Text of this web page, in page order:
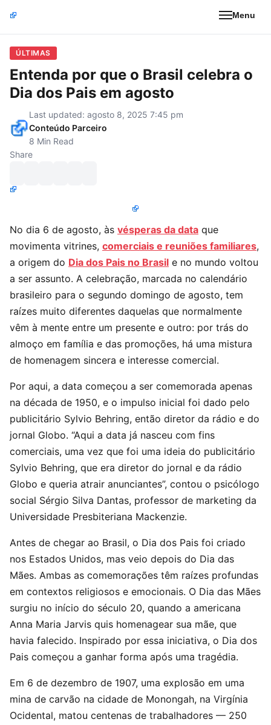
Menu
ÚLTIMAS
Entenda por que o Brasil celebra o
Dia dos Pais em agosto
Last updated: agosto 8, 2025 7:45 pm
Conteúdo Parceiro
8 Min Read
Share
No dia 6 de agosto, às vésperas da data que
movimenta vitrines, comerciais e reuniões familiares,
a origem do Dia dos Pais no Brasil e no mundo voltou
a ser assunto. A celebração, marcada no calendário
brasileiro para o segundo domingo de agosto, tem
raízes muito diferentes daquelas que normalmente
vêm à mente entre um presente e outro: por trás do
almoço em família e das promoções, há uma mistura
de homenagem sincera e interesse comercial.
Por aqui, a data começou a ser comemorada apenas
na década de 1950, e o impulso inicial foi dado pelo
publicitário Sylvio Behring, então diretor da rádio e do
jornal Globo. “Aqui a data já nasceu com fins
comerciais, uma vez que foi uma ideia do publicitário
Sylvio Behring, que era diretor do jornal e da rádio
Globo e queria atrair anunciantes”, contou o psicólogo
social Sérgio Silva Dantas, professor de marketing da
Universidade Presbiteriana Mackenzie.
Antes de chegar ao Brasil, o Dia dos Pais foi criado
nos Estados Unidos, mas veio depois do Dia das
Mães. Ambas as comemorações têm raízes profundas
em contextos religiosos e emocionais. O Dia das Mães
surgiu no início do século 20, quando a americana
Anna Maria Jarvis quis homenagear sua mãe, que
havia falecido. Inspirado por essa iniciativa, o Dia dos
Pais começou a ganhar forma após uma tragédia.
Em 6 de dezembro de 1907, uma explosão em uma
mina de carvão na cidade de Monongah, na Virgínia
Ocidental, matou centenas de trabalhadores — 250